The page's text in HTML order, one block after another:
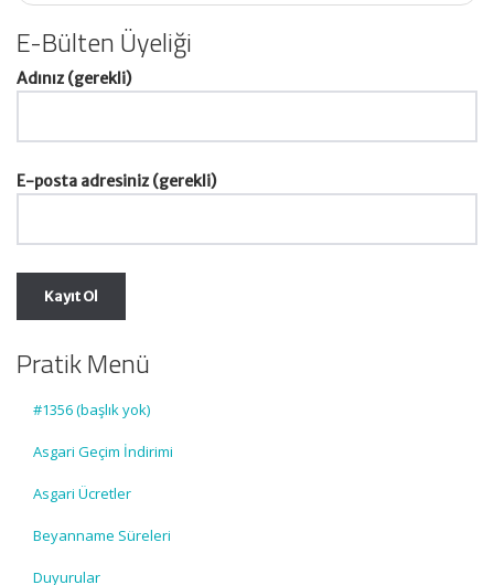
E-Bülten Üyeliği
Adınız (gerekli)
E-posta adresiniz (gerekli)
Pratik Menü
#1356 (başlık yok)
Asgari Geçim İndirimi
Asgari Ücretler
Beyanname Süreleri
Duyurular